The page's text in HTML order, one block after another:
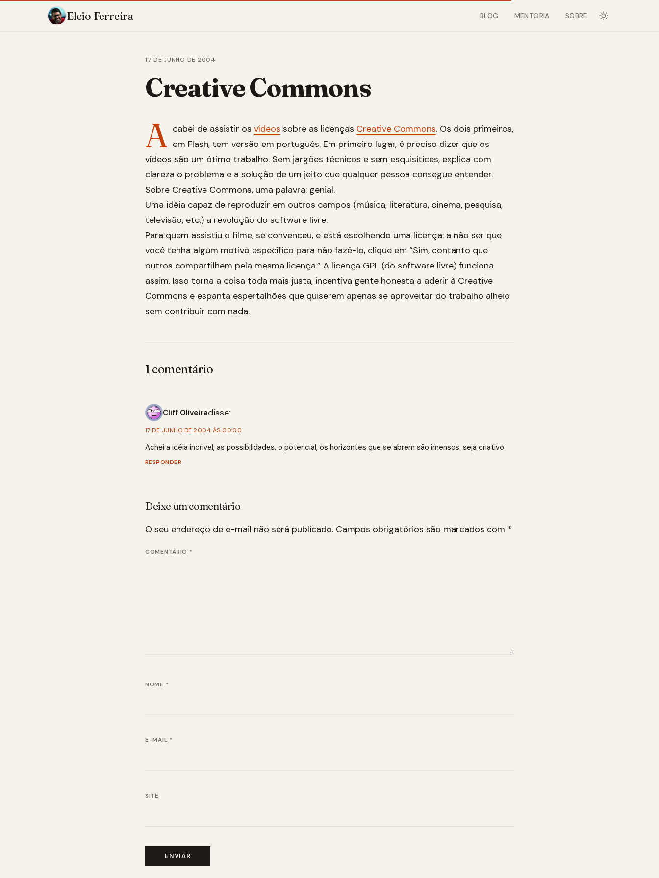
Elcio Ferreira BLOG MENTORIA SOBRE
17 DE JUNHO DE 2004
Creative Commons
A cabei de assistir os vídeos sobre as licenças Creative Commons. Os dois primeiros,
em Flash, tem versão em português. Em primeiro lugar, é preciso dizer que os
vídeos são um ótimo trabalho. Sem jargões técnicos e sem esquisitices, explica com
clareza o problema e a solução de um jeito que qualquer pessoa consegue entender.
Sobre Creative Commons, uma palavra: genial.
Uma idéia capaz de reproduzir em outros campos (música, literatura, cinema, pesquisa,
televisão, etc.) a revolução do software livre.
Para quem assistiu o filme, se convenceu, e está escolhendo uma licença: a não ser que
você tenha algum motivo específico para não fazê-lo, clique em “Sim, contanto que
outros compartilhem pela mesma licença.” A licença GPL (do software livre) funciona
assim. Isso torna a coisa toda mais justa, incentiva gente honesta a aderir à Creative
Commons e espanta espertalhões que quiserem apenas se aproveitar do trabalho alheio
sem contribuir com nada.
1 comentário
Cliff Oliveiradisse:
17 DE JUNHO DE 2004 ÀS 00:00
Achei a idéia incrivel, as possibilidades, o potencial, os horizontes que se abrem são imensos. seja criativo
RESPONDER
Deixe um comentário
O seu endereço de e-mail não será publicado. Campos obrigatórios são marcados com *
COMENTÁRIO *
NOME *
E-MAIL *
SITE